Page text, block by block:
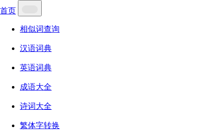
首页
相似词查询
汉语词典
英语词典
成语大全
诗词大全
繁体字转换